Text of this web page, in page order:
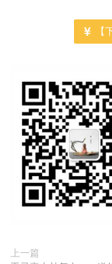
【
上一篇